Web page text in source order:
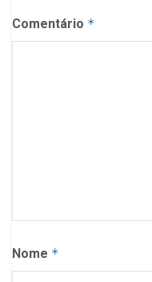
Comentário *
Nome *